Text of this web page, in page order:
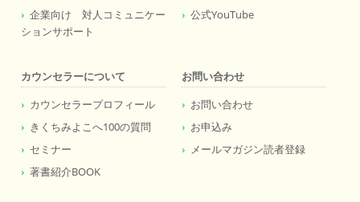
企業向け 対人コミュニケー
ションサポート
公式YouTube
カウンセラーについて
カウンセラープロフィール
きくちみよこへ100の質問
セミナー
著書紹介BOOK
お問い合わせ
お問い合わせ
お申込み
メールマガジン読者登録